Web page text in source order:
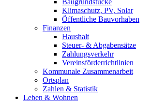
Baugrundstücke
Klimaschutz, PV, Solar
Öffentliche Bauvorhaben
Finanzen
Haushalt
Steuer- & Abgabensätze
Zahlungsverkehr
Vereinsförderrichtlinien
Kommunale Zusammenarbeit
Ortsplan
Zahlen & Statistik
Leben & Wohnen